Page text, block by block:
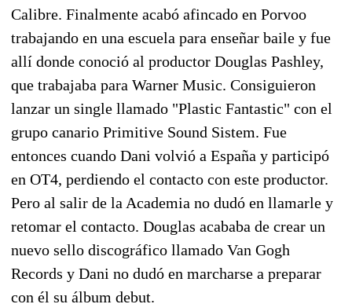
Calibre. Finalmente acabó afincado en Porvoo
trabajando en una escuela para enseñar baile y fue
allí donde conoció al productor Douglas Pashley,
que trabajaba para Warner Music. Consiguieron
lanzar un single llamado "Plastic Fantastic" con el
grupo canario Primitive Sound Sistem. Fue
entonces cuando Dani volvió a España y participó
en OT4, perdiendo el contacto con este productor.
Pero al salir de la Academia no dudó en llamarle y
retomar el contacto. Douglas acababa de crear un
nuevo sello discográfico llamado Van Gogh
Records y Dani no dudó en marcharse a preparar
con él su álbum debut.